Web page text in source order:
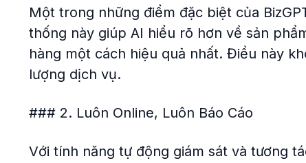
Một trong những điểm đặc biệt của
thống này giúp AI hiểu rõ hơn về sản
hàng một cách hiệu quả nhất. Điều này
lượng dịch vụ.
### 2. Luôn Online, Luôn Báo Cáo
Với tính năng tự động giám sát và tương